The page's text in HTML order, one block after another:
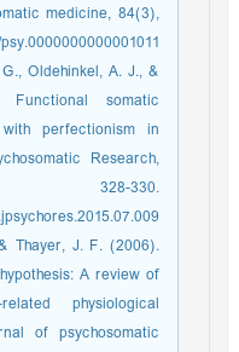
medicine, 84(3),
.
Oldehinkel, A. J., &
somatic
perfectionism in
Research,
330.
.
Thayer, J. F. (2006).
A review of
physiological
of psychosomatic